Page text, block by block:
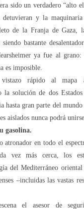
sido un verdadero “alto
detuvieran y la
de la Franja de Gaza,
bastante
ya fue al grano:
es imposible.
rápido al mapa
la solución de dos
hasta gran parte del
aislados nunca podrá
gasolina.
atronador en todo el
vez más cerca, los
del Mediterráneo
–incluidas las vastas
el asesor de